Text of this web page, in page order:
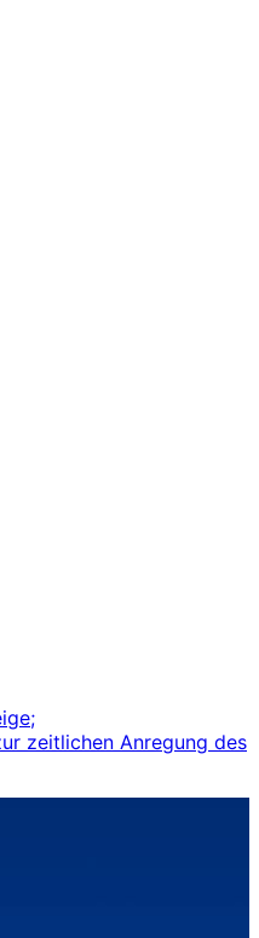
zeitlichen Anregung des